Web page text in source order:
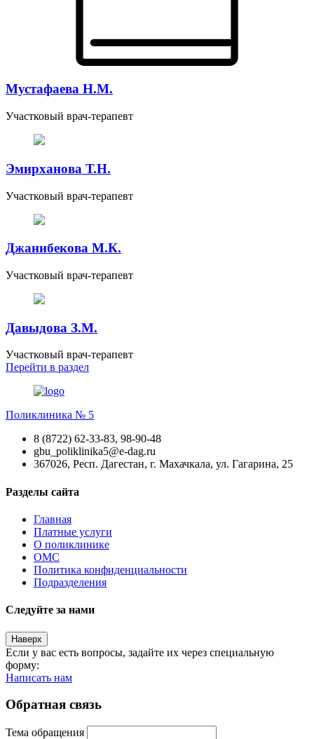
Мустафаева Н.М.
Участковый врач-терапевт
Эмирханова Т.Н.
Участковый врач-терапевт
Джанибекова М.К.
Участковый врач-терапевт
Давыдова З.М.
Участковый врач-терапевт
Перейти в раздел
Поликлиника № 5
8 (8722) 62-33-83, 98-90-48
gbu_poliklinika5@e-dag.ru
367026, Респ. Дагестан, г. Махачкала, ул. Гагарина, 25
Разделы сайта
Главная
Платные услуги
О поликлинике
ОМС
Политика конфиденциальности
Подразделения
Следуйте за нами
Наверх
Если у вас есть вопросы, задайте их через специальную
форму:
Написать нам
Обратная связь
Тема обращения